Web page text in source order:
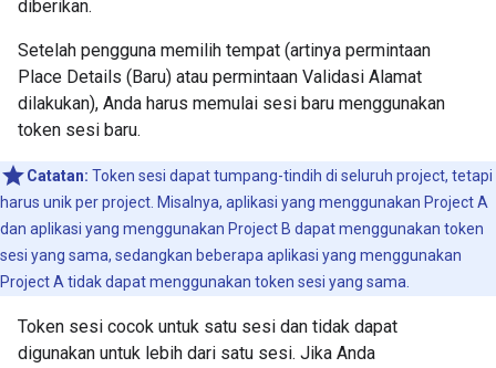
diberikan.
Setelah pengguna memilih tempat (artinya permintaan
Place Details (Baru) atau permintaan Validasi Alamat
dilakukan), Anda harus memulai sesi baru menggunakan
token sesi baru.
Catatan: Token sesi dapat tumpang-tindih di seluruh project, tetapi
harus unik per project. Misalnya, aplikasi yang menggunakan Project A
dan aplikasi yang menggunakan Project B dapat menggunakan token
sesi yang sama, sedangkan beberapa aplikasi yang menggunakan
Project A tidak dapat menggunakan token sesi yang sama.
Token sesi cocok untuk satu sesi dan tidak dapat
digunakan untuk lebih dari satu sesi. Jika Anda